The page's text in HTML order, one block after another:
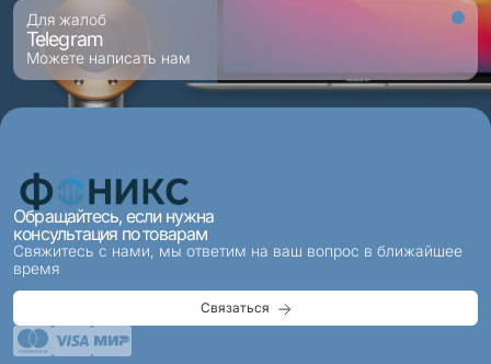
Для жалоб
Telegram
Можете написать нам
Обращайтесь, если нужна
консультация по товарам
Свяжитесь с нами, мы ответим на ваш вопрос в ближайшее
время
Связаться